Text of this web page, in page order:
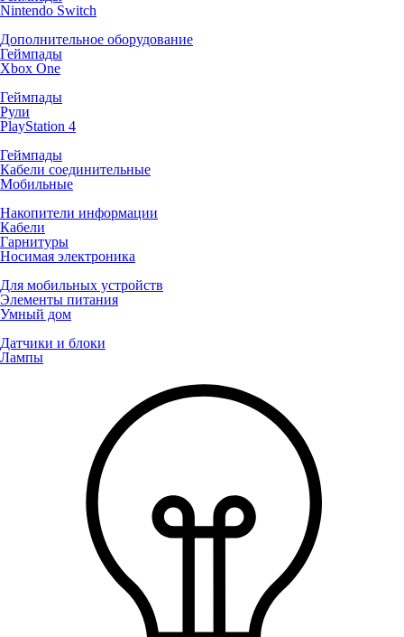
Nintendo Switch
Дополнительное оборудование
Геймпады
Xbox One
Геймпады
Рули
PlayStation 4
Геймпады
Кабели соединительные
Мобильные
Накопители информации
Кабели
Гарнитуры
Носимая электроника
Для мобильных устройств
Элементы питания
Умный дом
Датчики и блоки
Лампы